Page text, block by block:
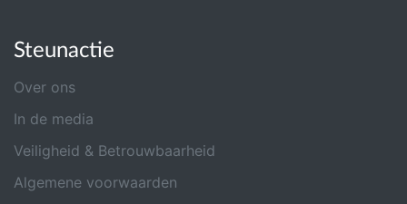
Steunactie
Over ons
In de media
Veiligheid & Betrouwbaarheid
Algemene voorwaarden